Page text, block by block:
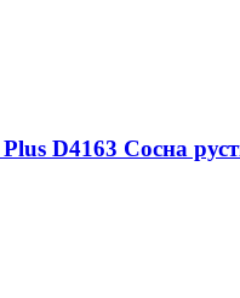
D4163 Сосна